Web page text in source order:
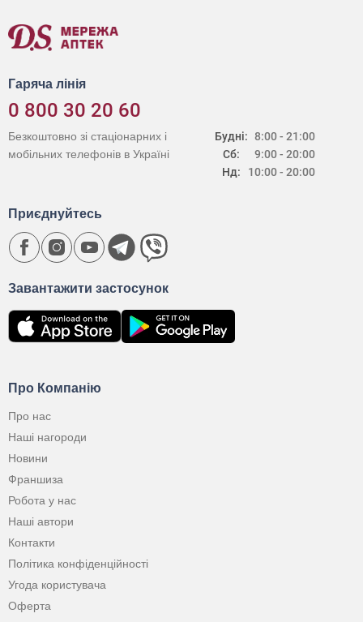
Гаряча лінія
0 800 30 20 60
Будні:
Сб:
Нд:
8:00 - 21:00
9:00 - 20:00
10:00 - 20:00
Безкоштовно зі стаціонарних і
мобільних телефонів в Україні
Про Компанію
Про нас
Наші нагороди
Новини
Франшиза
Робота у нас
Наші автори
Контакти
Політика конфіденційності
Угода користувача
Оферта
Завантажити застосунок
Приєднуйтесь